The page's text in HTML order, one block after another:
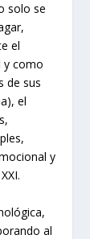
solo se
el
y como
de sus
el
y
al